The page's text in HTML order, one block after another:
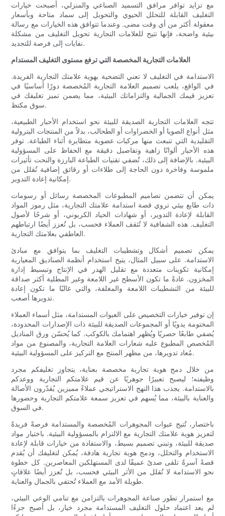
مع تزايد توافر مرافق التسميد الصناعي والمنزلي، أصبحت خيارات
التغليف القابلة للتحلل الحيوي والتحويل إلى سماد متاحة وبأسعار
معقولة أكثر من أي وقت مضى. وعندما تتوافق هذه الخيارات مع رسالة
بيئية واضحة، فإنها تتيح للعلامات التجارية تحويل التغليف من مشكلة
نفايات إلى فرصة للتجديد.
العلامات التجارية المخصصة التي ترفع مستوى التغليف المستدام
الاستدامة في التغليف لا تعني التضحية بهوية علامتك التجارية الفريدة.
في الواقع، يلعب تصميم العلامة التجارية المُخصصة دورًا أساسيًا في
تعزيز قيمك الجمالية والتزاماتك البيئية، مما يضمن تميز تغليفك في
سوق مكتظ.
تتجه العلامات التجارية الصديقة للبيئة نحو استخدام الأحبار الطبيعية،
مثل أنواع الصويا أو الخضراوات أو الطحالب، بدلاً من المنتجات البترولية
التقليدية التي تنبعث منها مركبات عضوية متطايرة أثناء الطباعة. توفر
هذه الأحبار ألوانًا زاهية وتفاصيل دقيقة مع الحفاظ على المسؤولية
البيئية. بالإضافة إلى ذلك، تُضفي تقنيات الطباعة البارزة والنحت تأثيرات
ملموسة وفاخرة دون الحاجة إلى طلاءات أو رقائق إضافية تُقلل من
إمكانية إعادة التدوير.
يمكن أن تتضمن تصاميم المطبوعات المخصصة رسائل أو رسومات
ذات طابع بيئي تروي قصة استدامة علامتك التجارية، مثل رموز المواد
القابلة لإعادة التدوير، أو شهادات الحياد الكربوني، أو شرحًا لأصول
التغليف. هذه الشفافية لا تُثقف العملاء فحسب، بل تُعزز أيضًا ارتباطهم
العاطفي بعلامتك التجارية.
يمكن تصميم أشكال وتشطيبات التغليف بما يتوافق مع مبادئ
الاستدامة. على سبيل المثال، يتيح استخدام أنظمة الصناديق المعيارية
إمكانية تكوينات متعددة مع تقليل الهدر في الإنتاج وتبسيط إدارة
المخزون. عادةً ما تكون الأسطح غير اللامعة وغير المطلية أكثر صداقة
للبيئة من التشطيبات اللامعة والمغلفة، والتي غالبًا ما تكون إعادة
تدويرها أصعب.
إن توفير خيارات التخصيص على العبوات المستدامة، مثل أسماء العملاء
المختومة يدويًا أو المجموعات الصديقة للبيئة ذات الإصدارات المحدودة،
يُضفي طابعًا حصريًا ويُظهر اهتمامك بالكوكب. كما يُحسّن ورق المناديل
المُخصص المطبوع عليه شعارات العلامة التجارية، والمصنوع من مواد
مُعاد تدويرها، من مظهر المنتج مع التركيز على المسؤولية البيئية.
من خلال دمج هوية تجارية مخصصة بعناية، يتجاوز تغليفكم مجرد
وظيفته؛ ليصبح تعبيرًا جوهريًا عن قيم علامتكم التجارية ووعدكم
بالاستدامة. يجذب هذا النهج الاستراتيجي عملاءً مميزين يُقدّرون الأصالة
والعناية بالبيئة، مما يُسهم في تعزيز سمعة علامتكم التجارية وحضورها
في السوق.
باختصار، تُتيح عبوات المجوهرات المُخصصة والمستدامة فرصةً فريدةً
لتعزيز هوية علامتك التجارية مع الالتزام بالمسؤولية البيئية. باختيار مواد
صديقة للبيئة، وتبني تصميم بسيط، والاستفادة من خيارات قابلة لإعادة
الاستخدام والتحلل، ودمج هوية تجارية هادفة، يُمكن لتغليفك أن يُقدم
قصةً آسرةً تلقى صدىً عميقًا لدى المستهلكين المعاصرين. كل خطوة
نحو الاستدامة لا تُقلل من الأثر البيئي فحسب، بل تُعزز أيضًا علاقاتٍ
طويلة الأمد مع العملاء تُحتفي بالجمال والعناية.
مع استمرار تطور صناعة المجوهرات بالتزامن مع تنامي الوعي البيئي،
لم يعد اعتماد حلول التغليف المستدامة مجرد خيار، بل أصبح جزءًا